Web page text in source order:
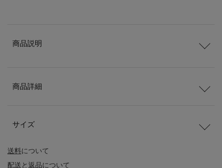
送料について
配送と返品について
商品説明
商品詳細
サイズ